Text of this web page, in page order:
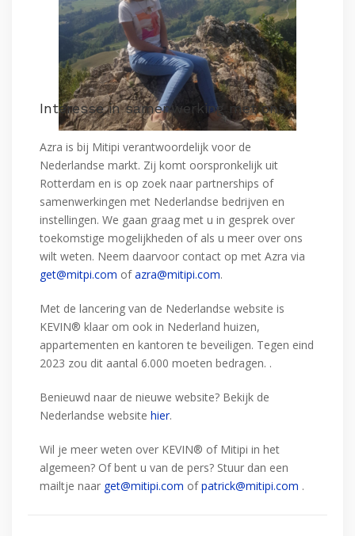
Interesse in samenwerking met ons?
Azra is bij Mitipi verantwoordelijk voor de
Nederlandse markt. Zij komt oorspronkelijk uit
Rotterdam en is op zoek naar partnerships of
samenwerkingen met Nederlandse bedrijven en
instellingen. We gaan graag met u in gesprek over
toekomstige mogelijkheden of als u meer over ons
wilt weten. Neem daarvoor contact op met Azra via
get@mitpi.com ofazra@mitipi.com.
Met de lancering van de Nederlandse website is
KEVIN® klaar om ook in Nederland huizen,
appartementen en kantoren te beveiligen. Tegen eind
2023 zou dit aantal 6.000 moeten bedragen. .
Benieuwd naar de nieuwe website? Bekijk de
Nederlandse website hier.
Wil je meer weten over KEVIN® of Mitipi in het
algemeen? Of bent u van de pers? Stuur dan een
mailtje naar get@mitipi.com ofpatrick@mitipi.com .